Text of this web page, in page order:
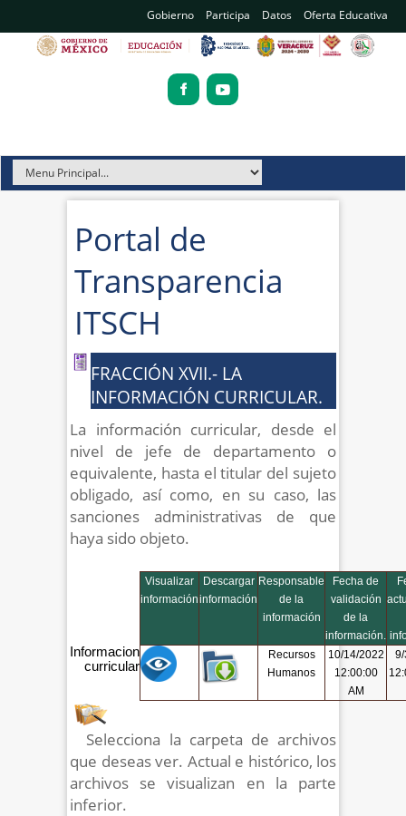
Gobierno Participa Datos Oferta Educativa
Portal de
Transparencia
ITSCH
FRACCIÓN XVII.- LA
INFORMACIÓN CURRICULAR.
La información curricular, desde el
nivel de jefe de departamento o
equivalente, hasta el titular del sujeto
obligado, así como, en su caso, las
sanciones administrativas de que
haya sido objeto.
Visualizar
información
Descargar
información
Responsable
de la
información
Fecha de
validación
de la
información.
Informacion
curricular
Recursos
Humanos
10/14/2022
12:00:00
AM
Selecciona la carpeta de archivos
que deseas ver. Actual e histórico, los
archivos se visualizan en la parte
inferior.